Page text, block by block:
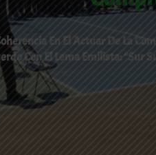
En El Actuar De La
Con El Lema Emilista: